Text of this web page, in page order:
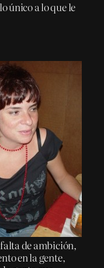
único a lo que le
de ambición,
en la gente,